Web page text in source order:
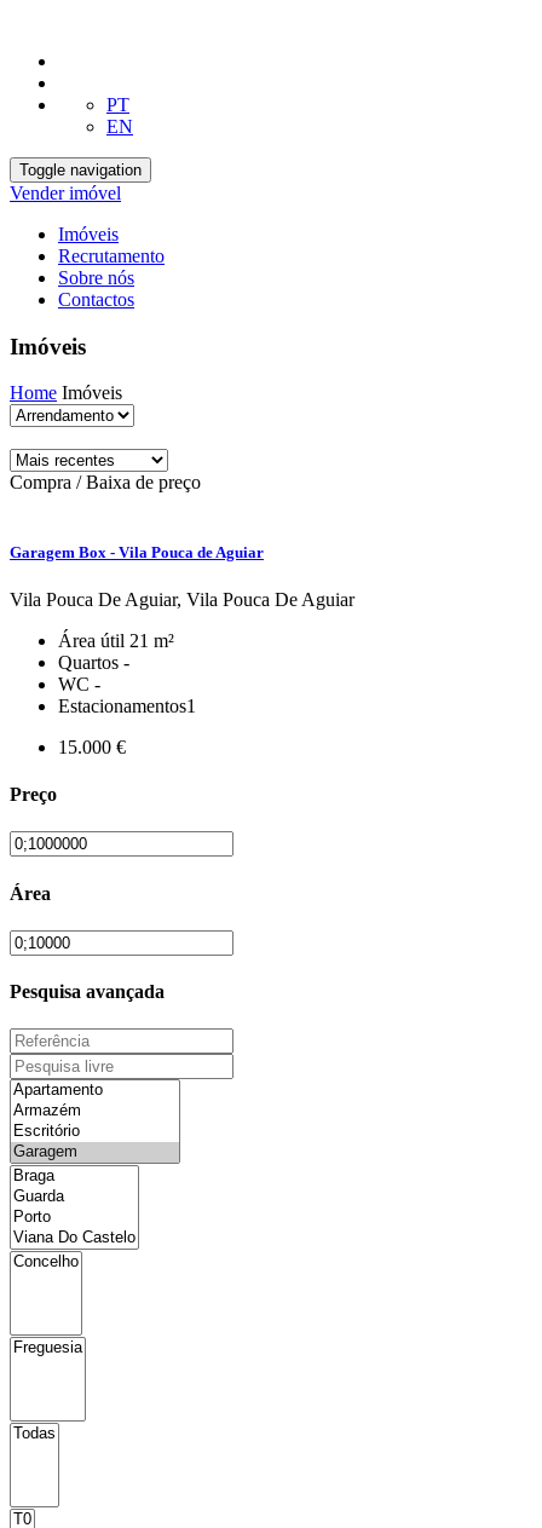
PT
EN
Toggle navigation
Vender imóvel
Imóveis
Recrutamento
Sobre nós
Contactos
Imóveis
Home Imóveis
Compra / Baixa de preço
Garagem Box - Vila Pouca de Aguiar
Vila Pouca De Aguiar, Vila Pouca De Aguiar
Área útil 21 m²
Quartos -
WC -
Estacionamentos1
15.000 €
Preço
Área
Pesquisa avançada